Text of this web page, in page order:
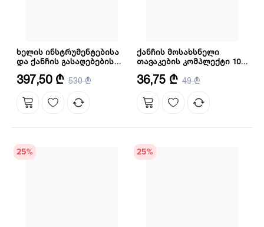
ხელის ინსტრუმენტებისა
და ქანჩის გასაღებების
(HKTHP22161)
რაოდენობა შეფუთვაში: 216 ც
397,50 ₾ 530 ₾
ქანჩის მოსახსნელი
თავაკების კომპლექტი 10 ც
თავაკის ზომა: 1/2''
36,75 ₾ 49 ₾
25% 25%